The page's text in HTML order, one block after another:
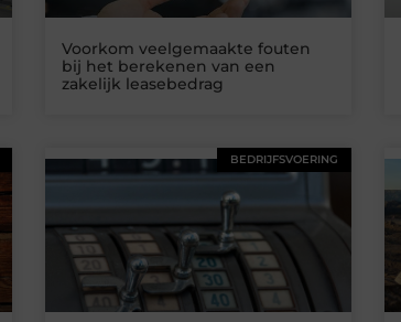
Voorkom veelgemaakte fouten
bij het berekenen van een
zakelijk leasebedrag
BEDRIJFSVOERING